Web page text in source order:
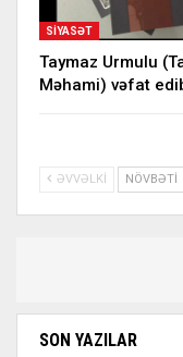
SIYASƏT
Taymaz Urmulu
Məhami) vəfat
ƏVVƏLKI NÖVBƏTI
SON YAZILAR